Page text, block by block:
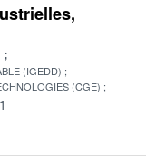
(IGEDD)
(CGE)